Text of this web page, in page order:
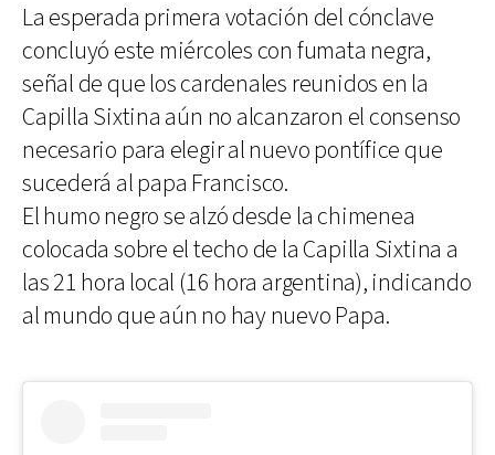
La esperada primera votación del cónclave
concluyó este miércoles con fumata negra,
señal de que los cardenales reunidos en la
Capilla Sixtina aún no alcanzaron el consenso
necesario para elegir al nuevo pontífice que
sucederá al papa Francisco.
El humo negro se alzó desde la chimenea
colocada sobre el techo de la Capilla Sixtina a
las 21 hora local (16 hora argentina), indicando
al mundo que aún no hay nuevo Papa.